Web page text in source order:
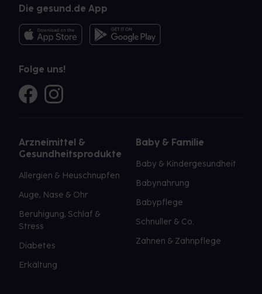
Die gesund.de App
Folge uns!
Arzneimittel &
Gesundheitsprodukte
Allergien & Heuschnupfen
Auge, Nase & Ohr
Beruhigung, Schlaf &
Stress
Diabetes
Erkältung
Baby & Familie
Baby & Kindergesundheit
Babynahrung
Babypflege
Schnuller & Co.
Zahnen & Zahnpflege